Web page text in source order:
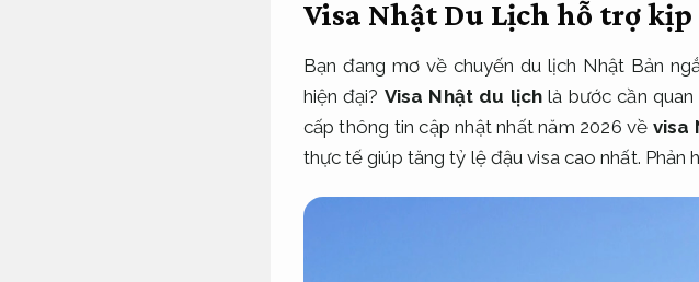
Visa Nhật Du Lịch hỗ trợ
Bạn đang mơ về chuyến du lịch Nhật Bản
hiện đại? Visa Nhật du lịchlà bước cần
cấp thông tin cập nhật nhất năm 2026 vềvisa
thực tế giúp tăng tỷ lệ đậu visa cao nhất. Phản